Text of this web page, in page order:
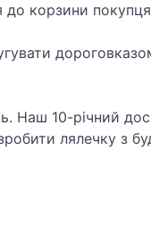
до корзини
Наш 10-річний
лялечку з